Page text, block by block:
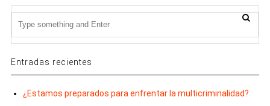
Entradas recientes
¿Estamos preparados para enfrentar la multicriminalidad?